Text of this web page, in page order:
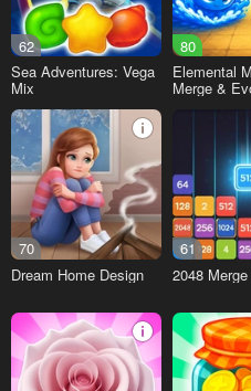
62
Sea Adventures: Vega
Mix
80
Elemental
Merge &
70
Dream Home Design
61
2048